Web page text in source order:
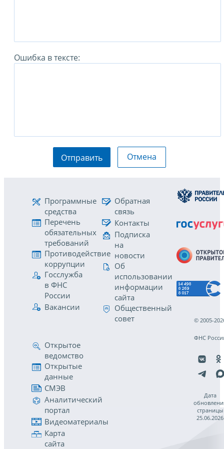
Ошибка в тексте:
Отправить Отмена
Программные
средства
Перечень
обязательных
требований
Противодействие
коррупции
Госслужба
в ФНС
России
Вакансии
Обратная
связь
Контакты
Подписка
на
новости
Об
использовании
информации
сайта
Общественный
совет
Открытое
ведомство
Открытые
данные
СМЭВ
Аналитический
портал
Видеоматериалы
Карта
сайта
© 2005-
ФНС
Дата
страницы
25.06.2026